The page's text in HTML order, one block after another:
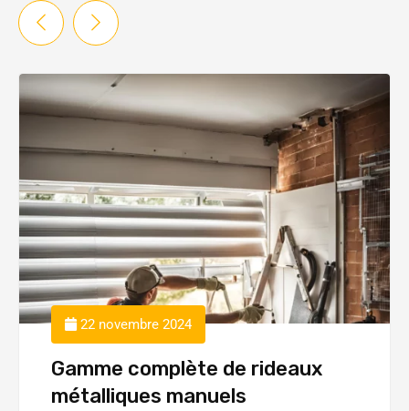
22 novembre 2024
Gamme complète de rideaux
métalliques manuels